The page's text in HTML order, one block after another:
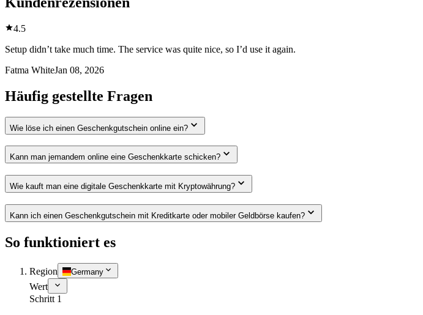
4.5
Setup didn’t take much time. The service was quite nice, so I’d use it again.
Fatma WhiteJan 08, 2026
Häufig gestellte Fragen
Wie löse ich einen Geschenkgutschein online ein?
Kann man jemandem online eine Geschenkkarte schicken?
Wie kauft man eine digitale Geschenkkarte mit Kryptowährung?
Kann ich einen Geschenkgutschein mit Kreditkarte oder mobiler Geldbörse kaufen?
So funktioniert es
Region Germany
Wert
Schritt 1